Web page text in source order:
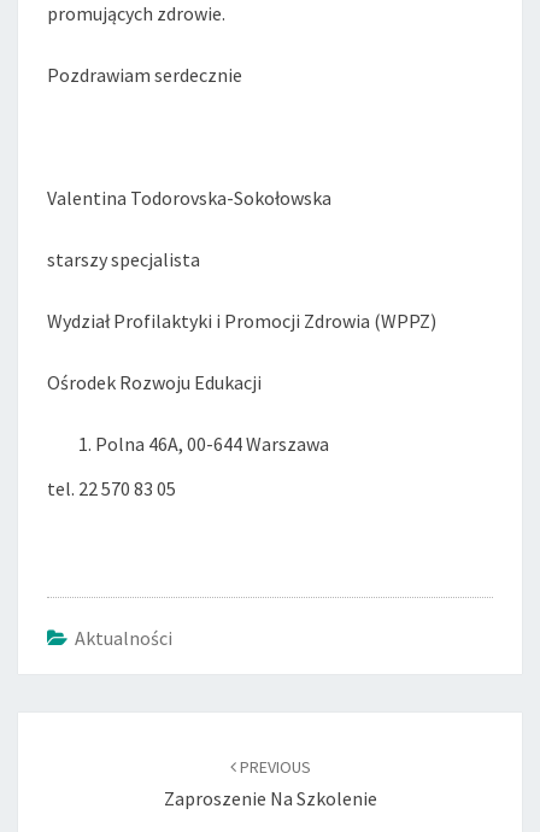
promujących zdrowie.
Pozdrawiam serdecznie
Valentina Todorovska-Sokołowska
starszy specjalista
Wydział Profilaktyki i Promocji Zdrowia (WPPZ)
Ośrodek Rozwoju Edukacji
Polna 46A, 00-644 Warszawa
tel. 22 570 83 05
Aktualności
PREVIOUS
Zaproszenie Na Szkolenie